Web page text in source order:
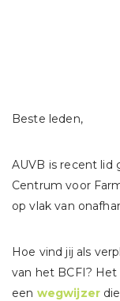
Beste leden,
AUVB is recent lid
Centrum voor
op vlak van
Hoe vind jij als
van het BCFI?
een wegwijzerdie